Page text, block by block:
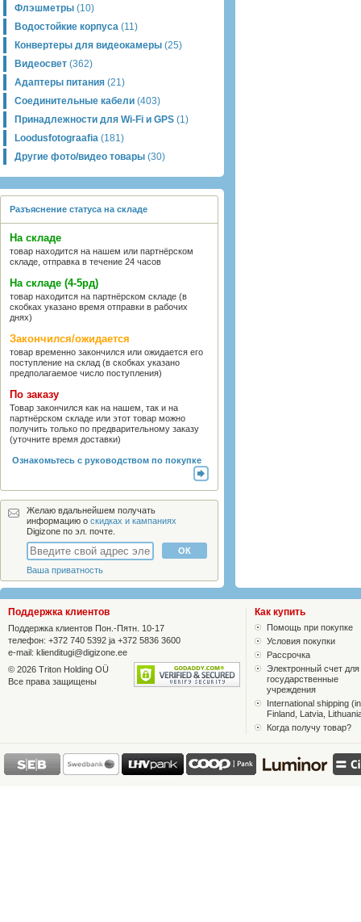
Флэшметры (10)
Водостойкие корпуса (11)
Конвертеры для видеокамеры (25)
Видеосвет (362)
Адаптеры питания (21)
Соединительные кабели (403)
Принадлежности для Wi-Fi и GPS (1)
Loodusfotograafia (181)
Другие фото/видео товары (30)
Разъяснение статуса на складе
На складе
товар находится на нашем или партнёрском
складе, отправка в течение 24 часов
На складе (4-5рд)
товар находится на партнёрском складе (в
скобках указано время отправки в рабочих
днях)
Закончился/ожидается
товар временно закончился или ожидается его
поступление на склад (в скобках указано
предполагаемое число поступления)
По заказу
Товар закончился как на нашем, так и на
партнёрском складе или этот товар можно
получить только по предварительному заказу
(уточните время доставки)
Ознакомьтесь с руководством по покупке
Желаю вдальнейшем получать
информацию о скидках и кампаниях
Digizone по эл. почте.
Ваша приватность
Поддержка клиентов
Поддержка клиентов Пон.-Пятн. 10-17
телефон: +372 740 5392 ja +372 5836 3600
e-mail: klienditugi@digizone.ee
© 2026 Triton Holding OÜ
Все права защищены
Как купить
Помощь при покупке
Условия покупки
Рассрочка
Электронный счет для
государственные
учреждения
International shipping
Finland, Latvia,
Когда получу товар?